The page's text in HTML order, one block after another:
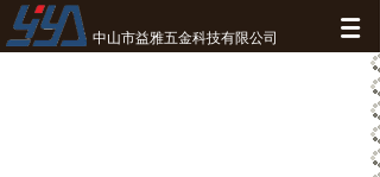
中山市益雅五金科技有限公司